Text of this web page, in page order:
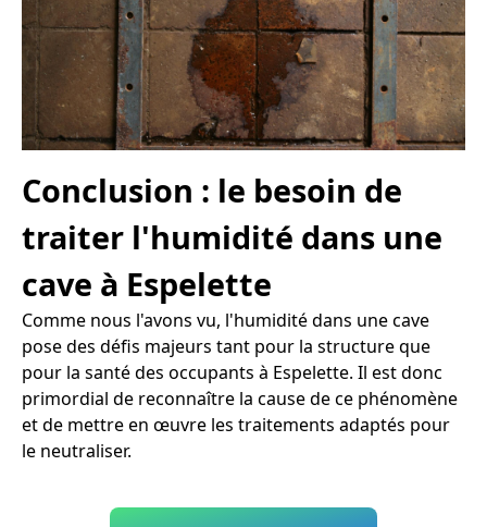
Conclusion : le besoin de
traiter l'humidité dans une
cave à Espelette
Comme nous l'avons vu, l'humidité dans une cave
pose des défis majeurs tant pour la structure que
pour la santé des occupants à Espelette. Il est donc
primordial de reconnaître la cause de ce phénomène
et de mettre en œuvre les traitements adaptés pour
le neutraliser.